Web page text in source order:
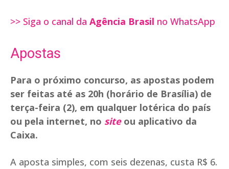
>> Siga o canal da Agência Brasil no WhatsApp
Apostas
Para o próximo concurso, as apostas podem
ser feitas até as 20h (horário de Brasília) de
terça-feira (2), em qualquer lotérica do país
ou pela internet, no siteou aplicativo da
Caixa.
A aposta simples, com seis dezenas, custa R$ 6.